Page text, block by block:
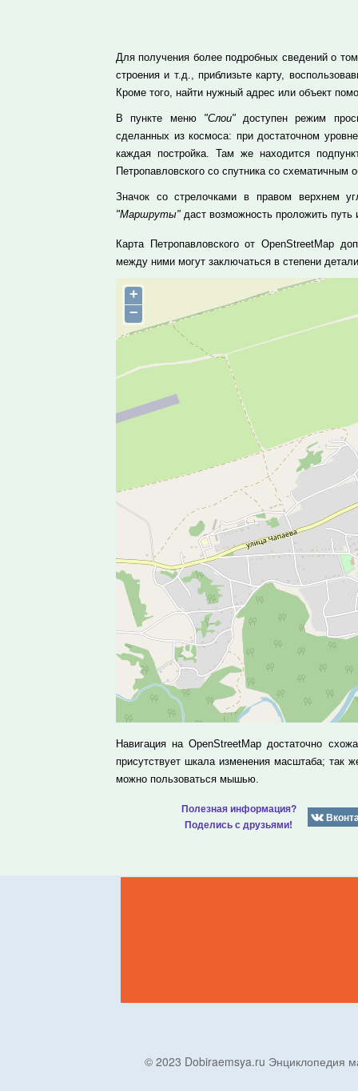
Для получения более подробных сведений о
строения и т.д., приблизьте карту,
Кроме того, найти нужный адрес или объект
В пункте меню "Слои"доступен режим
сделанных из космоса: при достаточном
каждая постройка. Там же находится
Петропавловского со спутника со схематичным
Значок со стрелочками в правом верхнем
"Маршруты" даст возможность проложить путь
Карта Петропавловского от OpenStreetMap
между ними могут заключаться в степени
+
−
Навигация на OpenStreetMap достаточно
присутствует шкала изменения масштаба; так
можно пользоваться мышью.
Полезная информация?
Поделись с друзьями!
© 2023 Dobiraemsya.ru